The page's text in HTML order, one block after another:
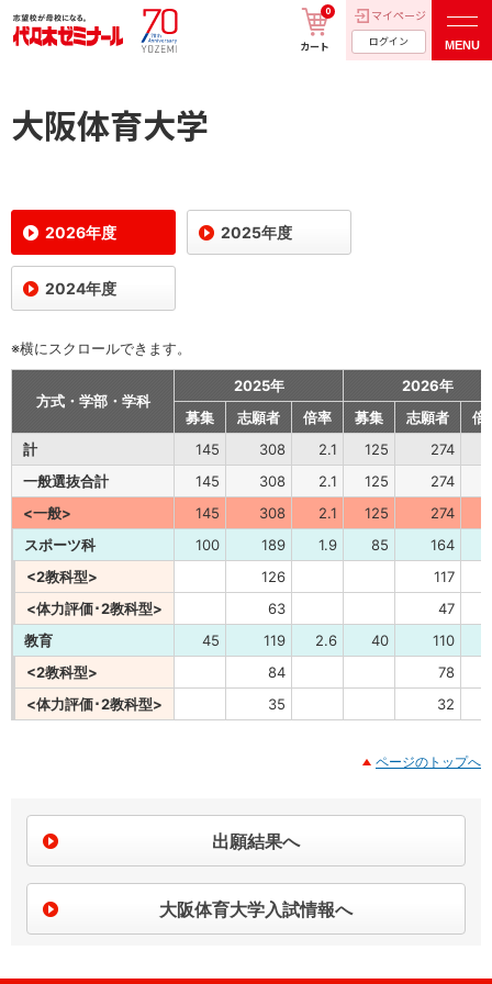
カート
0 マイページ
ログイン MENU
大阪体育大学
2026年度 2025年度
2024年度
※横にスクロールできます。
方式・学部・学科
2025年
2026年
募集
志願者 倍率 募集 志願者
倍
計
145 308 2.1 125 274
一般選抜合計
145 308 2.1 125 274
<一般>
145 308 2.1 125 274
スポーツ科
100 189 1.9 85 164
<2教科型>
126
117
<体力評価･2教科型>
63
47
教育
45 119 2.6 40 110
<2教科型>
84
78
<体力評価･2教科型>
35 32
ページのトップへ
出願結果へ
大阪体育大学入試情報へ